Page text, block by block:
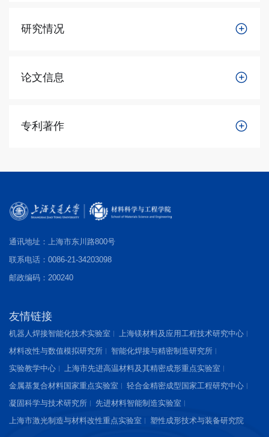
研究情况
论文信息
专利著作
通讯地址：上海市东川路800号
联系电话：0086-21-34203098
邮政编码：200240
友情链接
机器人焊接智能化技术实验室
上海镁材料及应用工程技术研究中心
材料改性与数值模拟研究所
智能化焊接与精密制造研究所
实验教学中心
上海市先进高温材料及其精密成形重点实验室
金属基复合材料国家重点实验室
轻合金精密成型国家工程研究中心
凝固科学与技术研究所
先进材料智能制造实验室
上海市激光制造与材料改性重点实验室
塑性成形技术与装备研究院